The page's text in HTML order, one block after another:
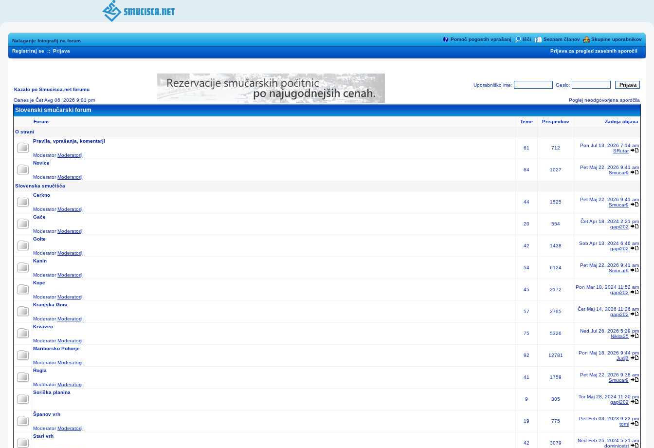
Nalaganje fotografij na forum Pomoč pogostih vprašanj Išči Seznam članov Skupine uporabnikov
Registriraj se :: Prijava Prijava za pregled zasebnih sporočil
Kazalo po Smucisca.net forumu
Danes je Čet Avg 06, 2026 9:01 pm
Uporabniško ime: Geslo:
Poglej neodgovorjena sporočila
Slovenski smučarski forum
Forum Teme Prispevkov
Zadnja objava
O strani
Pravila, vprašanja, komentarji
ModeratorModeratorji
61 712
Pon Jul 13, 2026 7:14 am
SRutar
Novice
ModeratorModeratorji
64 1027
Pet Maj 22, 2026 9:41 am
Smucar9
Slovenska smučišča
Cerkno
ModeratorModeratorji
44 1525
Pet Maj 22, 2026 9:41 am
Smucar9
Gače
ModeratorModeratorji
20 554
Čet Apr 18, 2024 2:21 pm
gapi202
Golte
ModeratorModeratorji
42 1438
Sob Apr 13, 2024 6:46 am
gapi202
Kanin
ModeratorModeratorji
54 6124
Pet Maj 22, 2026 9:41 am
Smucar9
Kope
ModeratorModeratorji
45 2172
Pon Mar 18, 2024 11:52 am
gapi202
Kranjska Gora
ModeratorModeratorji
57 2795
Čet Maj 14, 2026 11:26 am
gapi202
Krvavec
ModeratorModeratorji
75 5326
Ned Jul 26, 2026 5:29 pm
Nikita25
Mariborsko Pohorje
ModeratorModeratorji
92 12781
Pon Maj 18, 2026 9:44 pm
JurijB
Rogla
ModeratorModeratorji
41 1759
Pet Maj 22, 2026 9:38 am
Smucar9
Soriška planina
9
305
Tor Maj 28, 2024 11:20 pm
gapi202
Španov vrh
ModeratorModeratorji
19 775
Pet Feb 03, 2023 9:23 pm
tomi
Stari vrh
42 3079
Ned Feb 25, 2024 5:31 am
dominicelzi